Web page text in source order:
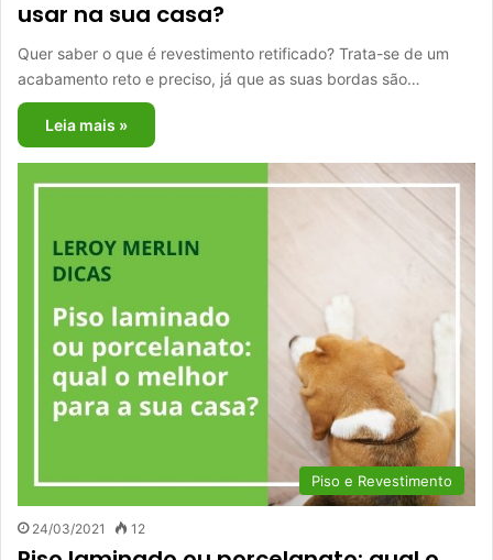
usar na sua casa?
Quer saber o que é revestimento retificado? Trata-se de um
acabamento reto e preciso, já que as suas bordas são…
Leia mais »
Piso e Revestimento
24/03/2021 12